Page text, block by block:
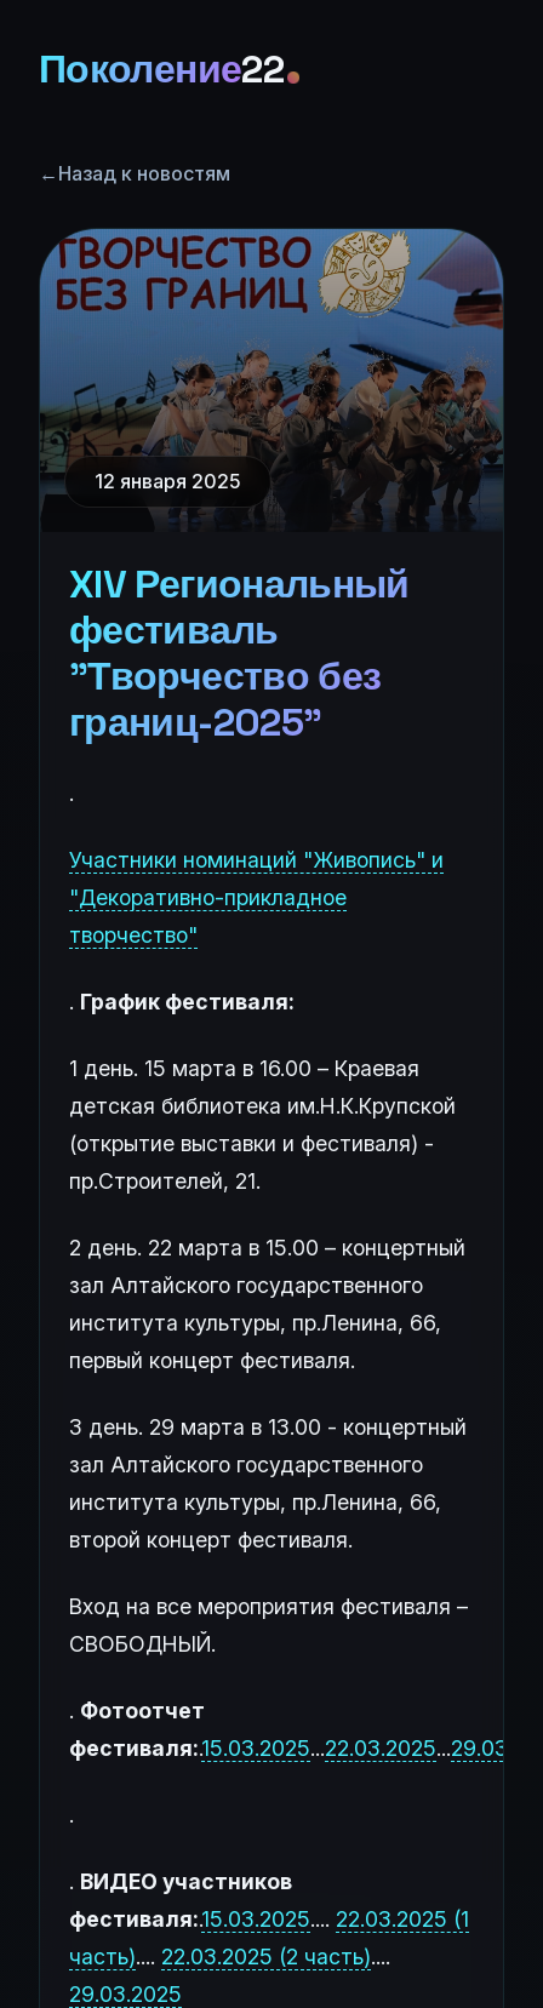
Поколение22
← Назад к новостям
12 января 2025
XIV Региональный
фестиваль
"Творчество без
границ-2025"
.
Участники номинаций "Живопись" и
"Декоративно-прикладное
творчество"
. График фестиваля:
1 день. 15 марта в 16.00 – Краевая
детская библиотека им.Н.К.Крупской
(открытие выставки и фестиваля) -
пр.Строителей, 21.
2 день. 22 марта в 15.00 – концертный
зал Алтайского государственного
института культуры, пр.Ленина, 66,
первый концерт фестиваля.
3 день. 29 марта в 13.00 - концертный
зал Алтайского государственного
института культуры, пр.Ленина, 66,
второй концерт фестиваля.
Вход на все мероприятия фестиваля –
СВОБОДНЫЙ.
. Фотоотчет
фестиваля:.15.03.2025...22.03.2025...
.
. ВИДЕО участников
фестиваля:.15.03.2025.... 22.03.2025 (1
часть).... 22.03.2025 (2 часть)....
29.03.2025